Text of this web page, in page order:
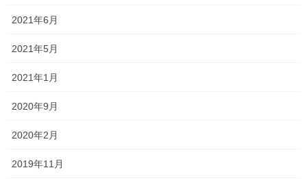
一晩でだいぶつもったなあと思いながらニコニコ通り（本当にそ
2021年6月
2021年5月
2021年1月
2020年9月
2020年2月
2019年11月